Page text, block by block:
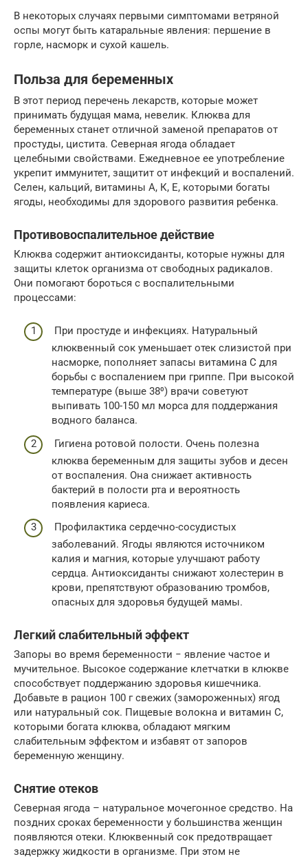
В некоторых случаях первыми симптомами ветряной
оспы могут быть катаральные явления: першение в
горле, насморк и сухой кашель.
Польза для беременных
В этот период перечень лекарств, которые может
принимать будущая мама, невелик. Клюква для
беременных станет отличной заменой препаратов от
простуды, цистита. Северная ягода обладает
целебными свойствами. Ежедневное ее употребление
укрепит иммунитет, защитит от инфекций и воспалений.
Селен, кальций, витамины А, К, Е, которыми богаты
ягоды, необходимы для здорового развития ребенка.
Противовоспалительное действие
Клюква содержит антиоксиданты, которые нужны для
защиты клеток организма от свободных радикалов.
Они помогают бороться с воспалительными
процессами:
При простуде и инфекциях. Натуральный
клюквенный сок уменьшает отек слизистой при
насморке, пополняет запасы витамина С для
борьбы с воспалением при гриппе. При высокой
температуре (выше 38⁰) врачи советуют
выпивать 100-150 мл морса для поддержания
водного баланса.
Гигиена ротовой полости. Очень полезна
клюква беременным для защиты зубов и десен
от воспаления. Она снижает активность
бактерий в полости рта и вероятность
появления кариеса.
Профилактика сердечно-сосудистых
заболеваний. Ягоды являются источником
калия и магния, которые улучшают работу
сердца. Антиоксиданты снижают холестерин в
крови, препятствуют образованию тромбов,
опасных для здоровья будущей мамы.
Легкий слабительный эффект
Запоры во время беременности − явление частое и
мучительное. Высокое содержание клетчатки в клюкве
способствует поддержанию здоровья кишечника.
Добавьте в рацион 100 г свежих (замороженных) ягод
или натуральный сок. Пищевые волокна и витамин С,
которыми богата клюква, обладают мягким
слабительным эффектом и избавят от запоров
беременную женщину.
Снятие отеков
Северная ягода – натуральное мочегонное средство. На
поздних сроках беременности у большинства женщин
появляются отеки. Клюквенный сок предотвращает
задержку жидкости в организме. При этом не